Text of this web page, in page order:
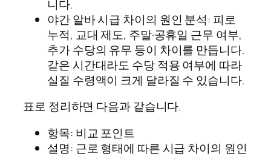
니다.
야간 알바 시급 차이의 원인 분석: 피로
누적, 교대 제도, 주말·공휴일 근무 여부,
추가 수당의 유무 등이 차이를 만듭니다.
같은 시간대라도 수당 적용 여부에 따라
실질 수령액이 크게 달라질 수 있습니다.
표로 정리하면 다음과 같습니다.
항목: 비교 포인트
설명: 근로 형태에 따른 시급 차이의 원인